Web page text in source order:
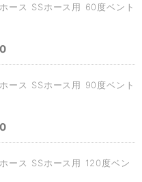
ース SSホース用 60度ベント
ース SSホース用 90度ベント
ース SSホース用 120度ベン